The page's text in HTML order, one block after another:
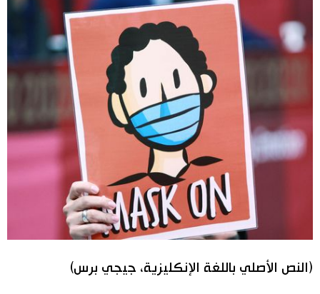
(النص الأصلي باللغة الإنكليزية، جيجي برس)